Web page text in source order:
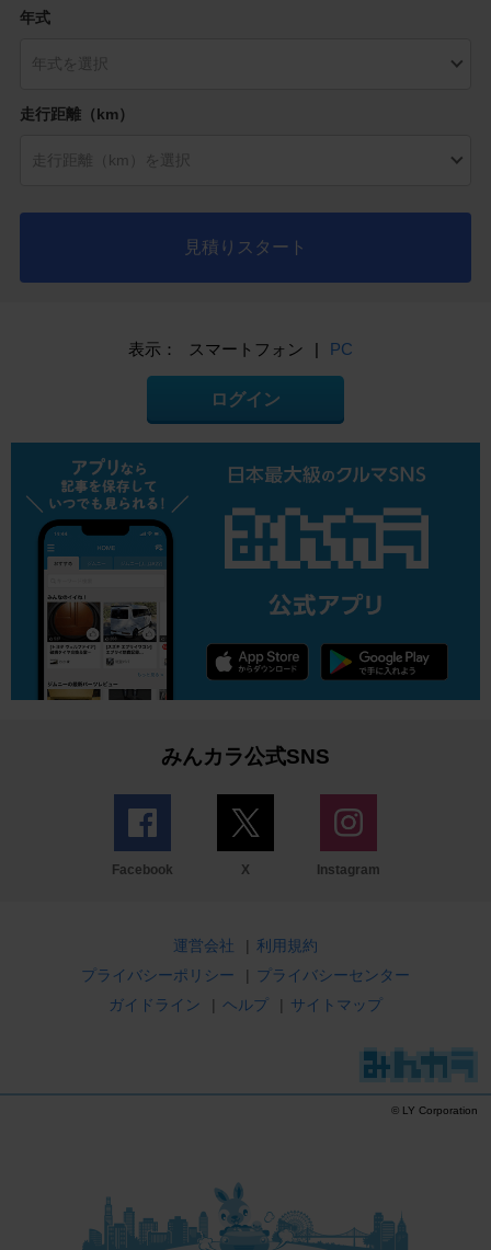
年式
走行距離（km）
見積りスタート
表示： スマートフォン | PC
ログイン
みんカラ公式SNS
Facebook X Instagram
運営会社 | 利用規約
プライバシーポリシー
| プライバシーセンター
ガイドライン
| ヘルプ | サイトマップ
© LY Corporation